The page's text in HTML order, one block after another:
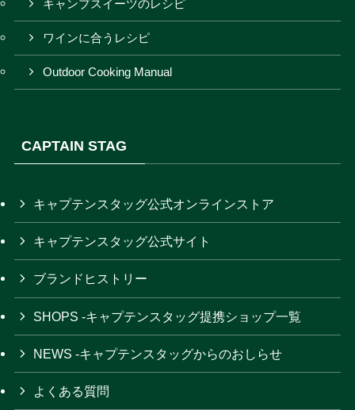
キャンプスイーツのレシピ
ワインに合うレシピ
Outdoor Cooking Manual
CAPTAIN STAG
キャプテンスタッグ公式オンラインストア
キャプテンスタッグ公式サイト
ブランドヒストリー
SHOPS -キャプテンスタッグ提携ショップ一覧
NEWS -キャプテンスタッグからのおしらせ
よくある質問